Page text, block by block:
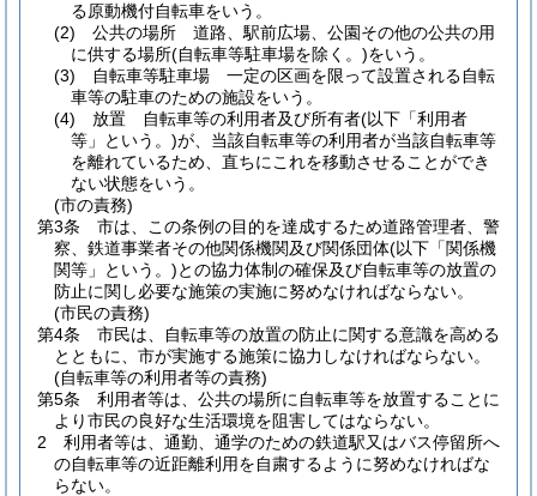
る原動機付自転車をいう。
(2)
公共の場所 道路、駅前広場、公園その他の公共の用
に供する場所(自転車等駐車場を除く。)をいう。
(3)
自転車等駐車場 一定の区画を限って設置される自転
車等の駐車のための施設をいう。
(4)
放置 自転車等の利用者及び所有者(以下「利用者
等」という。)が、当該自転車等の利用者が当該自転車等
を離れているため、直ちにこれを移動させることができ
ない状態をいう。
(市の責務)
第3条
市は、この条例の目的を達成するため道路管理者、警
察、鉄道事業者その他関係機関及び関係団体(以下「関係機
関等」という。)との協力体制の確保及び自転車等の放置の
防止に関し必要な施策の実施に努めなければならない。
(市民の責務)
第4条
市民は、自転車等の放置の防止に関する意識を高める
とともに、市が実施する施策に協力しなければならない。
(自転車等の利用者等の責務)
第5条
利用者等は、公共の場所に自転車等を放置することに
より市民の良好な生活環境を阻害してはならない。
2
利用者等は、通勤、通学のための鉄道駅又はバス停留所へ
の自転車等の近距離利用を自粛するように努めなければな
らない。